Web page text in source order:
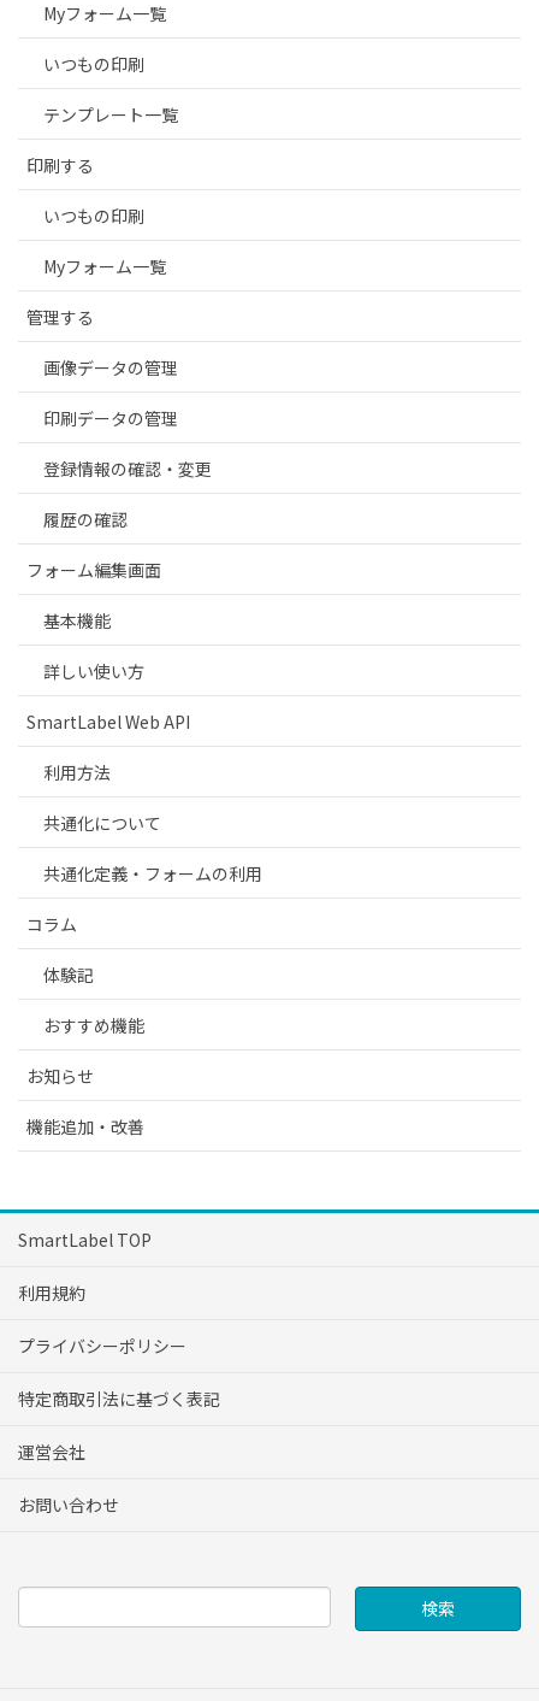
Myフォーム一覧
いつもの印刷
テンプレート一覧
印刷する
いつもの印刷
Myフォーム一覧
管理する
画像データの管理
印刷データの管理
登録情報の確認・変更
履歴の確認
フォーム編集画面
基本機能
詳しい使い方
SmartLabel Web API
利用方法
共通化について
共通化定義・フォームの利用
コラム
体験記
おすすめ機能
お知らせ
機能追加・改善
SmartLabel TOP
利用規約
プライバシーポリシー
特定商取引法に基づく表記
運営会社
お問い合わせ